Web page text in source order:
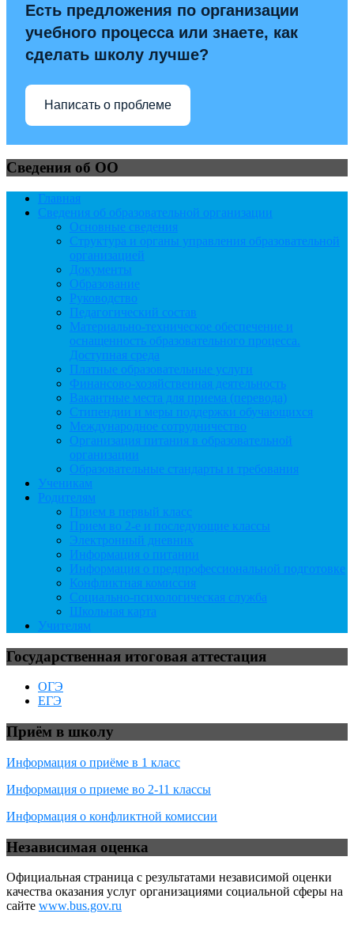
Есть предложения по организации
учебного процесса или знаете, как
сделать школу лучше?
Написать о проблеме
Сведения об ОО
Главная
Сведения об образовательной организации
Основные сведения
Структура и органы управления образовательной
организацией
Документы
Образование
Руководство
Педагогический состав
Материально-техническое обеспечение и
оснащенность образовательного процесса.
Доступная среда
Платные образовательные услуги
Финансово-хозяйственная деятельность
Вакантные места для приема (перевода)
Стипендии и меры поддержки обучающихся
Международное сотрудничество
Организация питания в образовательной
организации
Образовательные стандарты и требования
Ученикам
Родителям
Прием в первый класс
Прием во 2-е и последующие классы
Электронный дневник
Информация о питании
Информация о предпрофессиональной подготовке
Конфликтная комиссия
Социально-психологическая служба
Школьная карта
Учителям
Государственная итоговая аттестация
ОГЭ
ЕГЭ
Приём в школу
Информация о приёме в 1 класс
Информация о приеме во 2-11 классы
Информация о конфликтной комиссии
Независимая оценка
Официальная страница с результатами независимой оценки
качества оказания услуг организациями социальной сферы на
сайте www.bus.gov.ru